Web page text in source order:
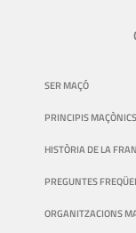
SER MAÇÓ
PRINCIPIS MAÇÒNICS
HISTÒRIA DE LA
PREGUNTES
ORGANITZACIONS